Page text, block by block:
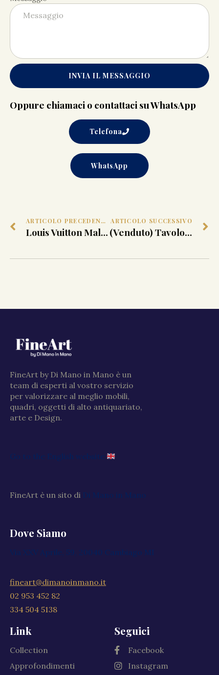
INVIA IL MESSAGGIO
Oppure chiamaci o contattaci su WhatsApp
Telefona
WhatsApp
ARTICOLO PRECEDENTE
Louis Vuitton Malle Cabine. Parigi, 1899-1904
ARTICOLO SUCCESSIVO
(Venduto) Tavolo da signora. Bottega Giuseppe Maggiolini, 1798-1804 ca.
FineArt by Di Mano in Mano è un
team di esperti al vostro servizio
per valorizzare al meglio mobili,
quadri, oggetti di alto antiquariato,
arte e Design.
Go to the English website
FineArt è un sito di Di Mano in Mano
Dove Siamo
Via XXV Aprile, 59, 20040 Cambiago MI
fineart@dimanoinmano.it
02 953 452 82
334 504 5138
Link
Collection
Approfondimenti
Seguici
Facebook
Instagram